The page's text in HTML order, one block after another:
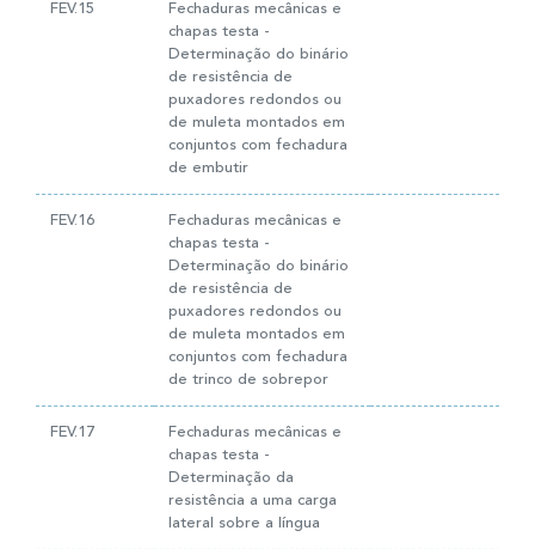
FEV.15
Fechaduras mecânicas e
chapas testa -
Determinação do binário
de resistência de
puxadores redondos ou
de muleta montados em
conjuntos com fechadura
de embutir
FEV.16
Fechaduras mecânicas e
chapas testa -
Determinação do binário
de resistência de
puxadores redondos ou
de muleta montados em
conjuntos com fechadura
de trinco de sobrepor
FEV.17
Fechaduras mecânicas e
chapas testa -
Determinação da
resistência a uma carga
lateral sobre a língua